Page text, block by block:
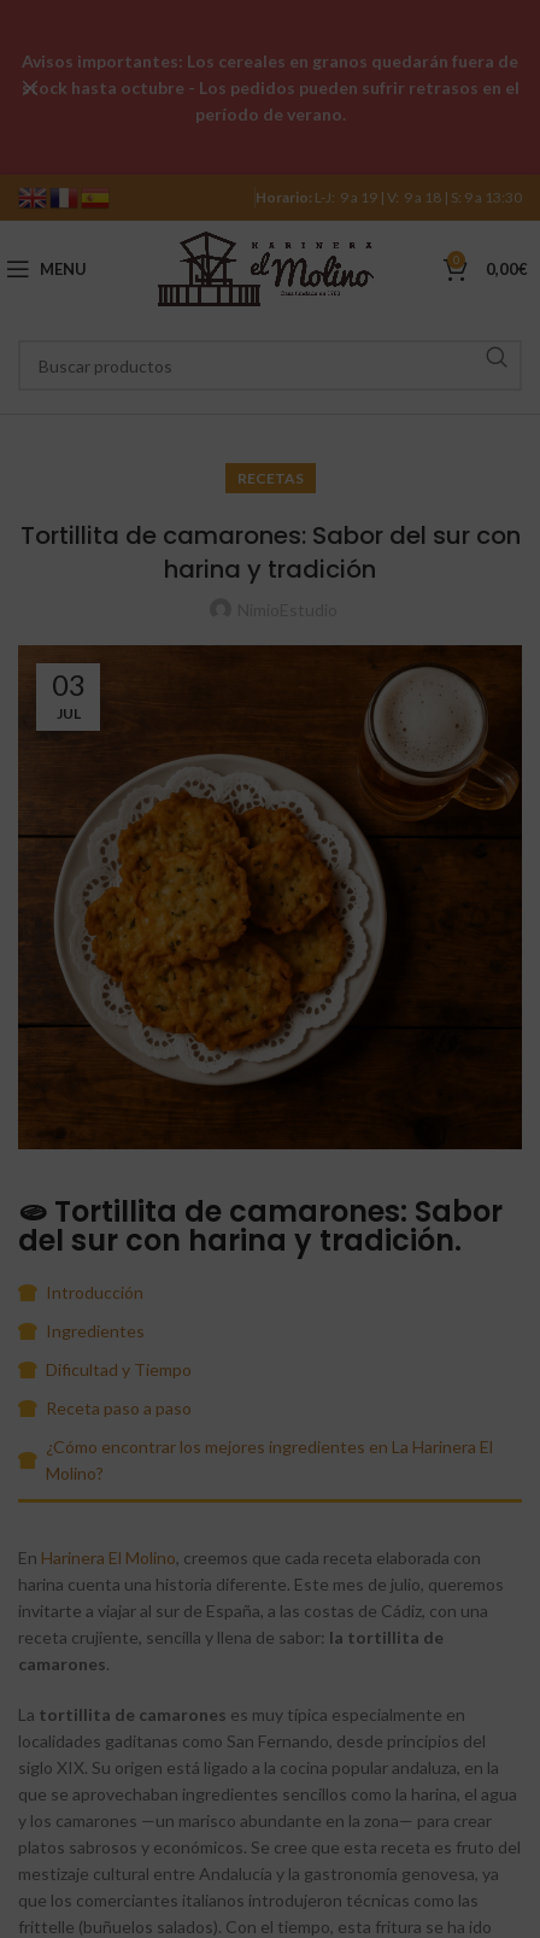
Horario: L-J: 9 a 19 | V: 9 a 18 | S: 9 a 13:30
MENU 0 0,00€
RECETAS
Tortillita de camarones: Sabor del sur con
harina y tradición
03
JUL
🫓 Tortillita de camarones: Sabor
del sur con harina y tradición.
Introducción
Ingredientes
Dificultad y Tiempo
Receta paso a paso
¿Cómo encontrar los mejores ingredientes en La Harinera El
Molino?
En Harinera El Molino, creemos que cada receta elaborada con
harina cuenta una historia diferente. Este mes de julio, queremos
invitarte a viajar al sur de España, a las costas de Cádiz, con una
receta crujiente, sencilla y llena de sabor: la tortillita de
camarones.
La tortillita de camarones es muy típica especialmente en
localidades gaditanas como San Fernando, desde principios del
siglo XIX. Su origen está ligado a la cocina popular andaluza, en la
que se aprovechaban ingredientes sencillos como la harina, el agua
y los camarones —un marisco abundante en la zona— para crear
platos sabrosos y económicos. Se cree que esta receta es fruto del
mestizaje cultural entre Andalucía y la gastronomía genovesa, ya
que los comerciantes italianos introdujeron técnicas como las
frittelle (buñuelos salados). Con el tiempo, esta fritura se ha ido
Avisos importantes: Los cereales en granos quedarán fuera de
stock hasta octubre - Los pedidos pueden sufrir retrasos en el
período de verano.